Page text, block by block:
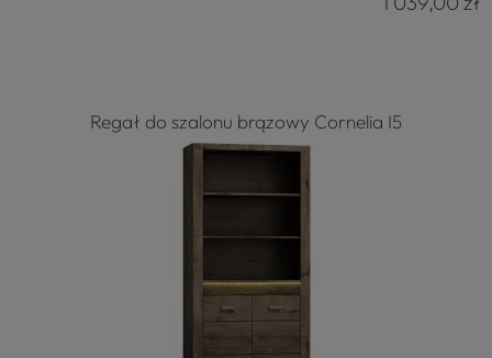
Regał do szalonu brązowy Cornelia I5